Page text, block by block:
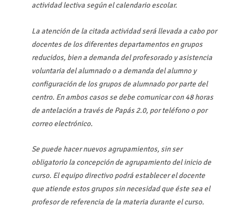
actividad lectiva según el calendario escolar.
La atención de la citada actividad será llevada a cabo por
docentes de los diferentes departamentos en grupos
reducidos, bien a demanda del profesorado y asistencia
voluntaria del alumnado o a demanda del alumno y
configuración de los grupos de alumnado por parte del
centro. En ambos casos se debe comunicar con 48 horas
de antelación a través de Papás 2.0, por teléfono o por
correo electrónico.
Se puede hacer nuevos agrupamientos, sin ser
obligatorio la concepción de agrupamiento del inicio de
curso. El equipo directivo podrá establecer el docente
que atiende estos grupos sin necesidad que éste sea el
profesor de referencia de la materia durante el curso.